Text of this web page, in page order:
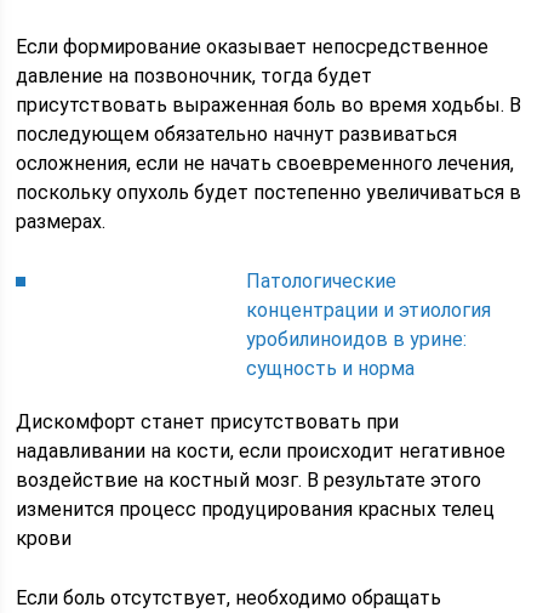
Если формирование оказывает непосредственное
давление на позвоночник, тогда будет
присутствовать выраженная боль во время ходьбы. В
последующем обязательно начнут развиваться
осложнения, если не начать своевременного лечения,
поскольку опухоль будет постепенно увеличиваться в
размерах.
Патологические
концентрации и этиология
уробилиноидов в урине:
сущность и норма
Дискомфорт станет присутствовать при
надавливании на кости, если происходит негативное
воздействие на костный мозг. В результате этого
изменится процесс продуцирования красных телец
крови
Если боль отсутствует, необходимо обращать